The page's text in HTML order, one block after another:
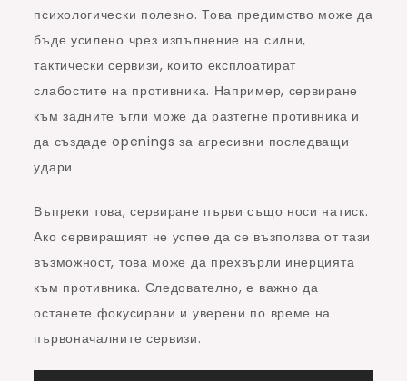
психологически полезно. Това предимство може да
бъде усилено чрез изпълнение на силни,
тактически сервизи, които експлоатират
слабостите на противника. Например, сервиране
към задните ъгли може да разтегне противника и
да създаде openings за агресивни последващи
удари.
Въпреки това, сервиране първи също носи натиск.
Ако сервиращият не успее да се възползва от тази
възможност, това може да прехвърли инерцията
към противника. Следователно, е важно да
останете фокусирани и уверени по време на
първоначалните сервизи.